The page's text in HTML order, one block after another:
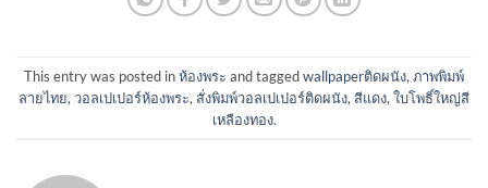
This entry was posted inห้องพระ and taggedwallpaperติดผนัง, ภาพพิมพ์
ลายไทย, วอลเปเปอร์ห้องพระ, สั่งพิมพ์วอลเปเปอร์ติดผนัง, สีแดง, ใบโพธิ์ใหญ่สี
เหลืองทอง.